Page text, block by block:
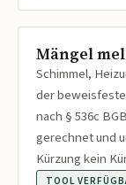
Mängel
Schimmel,
der
nach § 536c
gerechnet und
Kürzung kein
TOOL